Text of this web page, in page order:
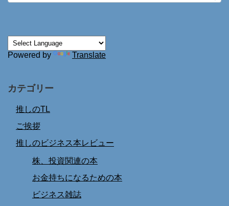
Powered by Translate
カテゴリー
推しのTL
ご挨拶
推しのビジネス本レビュー
株、投資関連の本
お金持ちになるための本
ビジネス雑誌